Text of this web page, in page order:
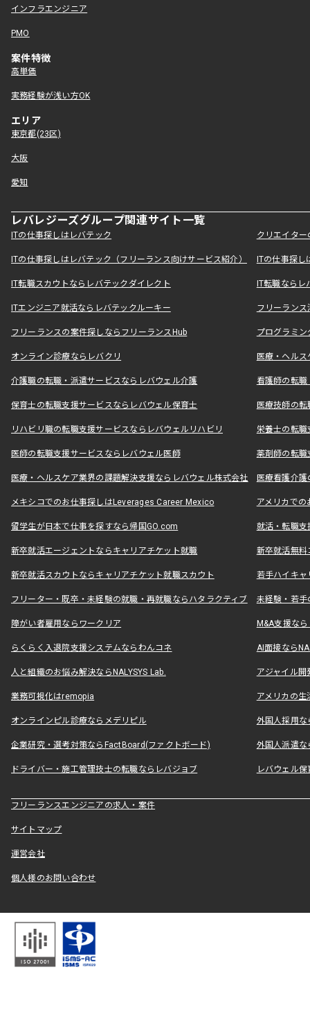
インフラエンジニア
PMO
案件特徴
高単価
実務経験が浅い方OK
エリア
東京都(23区)
大阪
愛知
レバレジーズグループ関連サイト一覧
ITの仕事探しはレバテック クリエイタ
ITの仕事探しはレバテック（フリーランス向けサービス紹介） ITの仕事探
IT転職スカウトならレバテックダイレクト IT転職なら
ITエンジニア就活ならレバテックルーキー フリーラン
フリーランスの案件探しならフリーランスHub プログラミ
オンライン診療ならレバクリ 医療・ヘル
介護職の転職・派遣サービスならレバウェル介護 看護師の転
保育士の転職支援サービスならレバウェル保育士 医療技師の
リハビリ職の転職支援サービスならレバウェルリハビリ 栄養士の転
医師の転職支援サービスならレバウェル医師 薬剤師の転
医療・ヘルスケア業界の課題解決支援ならレバウェル株式会社 医療看護介
メキシコでのお仕事探しはLeverages Career Mexico アメリカで
留学生が日本で仕事を探すなら帰国GO.com 就活・転職
新卒就活エージェントならキャリアチケット就職 新卒就活無料
新卒就活スカウトならキャリアチケット就職スカウト 若手ハイキ
フリーター・既卒・未経験の就職・再就職ならハタラクティブ 未経験・若手
障がい者雇用ならワークリア M&A支援な
らくらく入退院支援システムならわんコネ AI面接なら
人と組織のお悩み解決ならNALYSYS Lab. アジャイル
業務可視化はremopia アメリカの
オンラインピル診療ならメデリピル 外国人採用
企業研究・選考対策ならFactBoard(ファクトボード) 外国人派遣な
ドライバー・施工管理技士の転職ならレバジョブ レバウェル
フリーランスエンジニアの求人・案件
サイトマップ
運営会社
個人様のお問い合わせ